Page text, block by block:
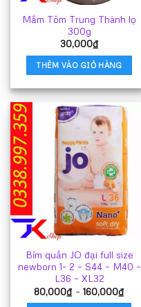
Mắm Tôm Trung Thành lọ
300g
30,000₫
THÊM VÀO GIỎ HÀNG
Bỉm quần JO đại full size
newborn 1- 2 – S44 – M40 –
L36 – XL32
80,000₫ – 160,000₫